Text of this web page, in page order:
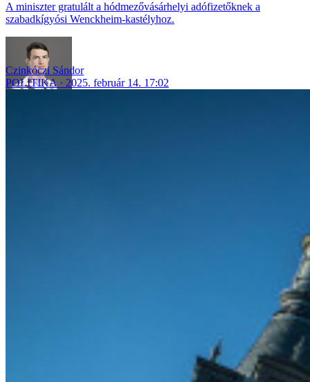
A miniszter gratulált a hódmezővásárhelyi adófizetőknek a
szabadkígyósi Wenckheim-kastélyhoz.
Czinkóczi Sándor
POLITIKA
2025. február 14. 17:02